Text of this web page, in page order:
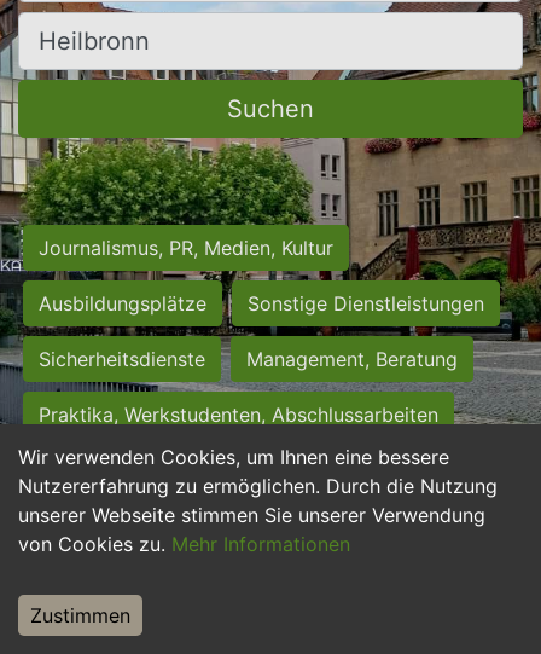
Wir verwenden Cookies, um Ihnen eine bessere
Nutzererfahrung zu ermöglichen. Durch die Nutzung
unserer Webseite stimmen Sie unserer Verwendung
von Cookies zu. Mehr Informationen
Zustimmen
Ort, Stadt
Suchen
Journalismus, PR, Medien, Kultur
Ausbildungsplätze Sonstige Dienstleistungen
Sicherheitsdienste Management, Beratung
Praktika, Werkstudenten, Abschlussarbeiten
Personalwesen Assistenz, Sekretariat
Hilfskräfte, Aushilfs- und Nebenjobs
Weiterbildung, Studium, duale Ausbildung